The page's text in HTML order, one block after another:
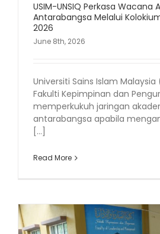
USIM-UNSIQ Perkasa Wacana
Antarabangsa Melalui
2026
June 8th, 2026
Universiti Sains Islam Malaysia
Fakulti Kepimpinan dan
memperkukuh jaringan
antarabangsa apabila
[...]
Read More